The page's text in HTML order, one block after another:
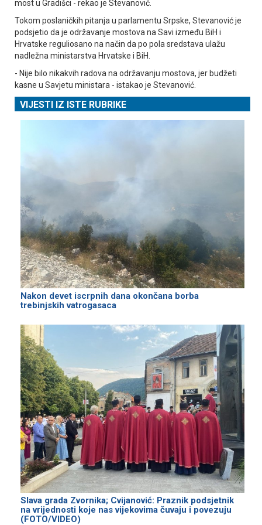
most u Gradišci - rekao je Stevanović.
Tokom poslaničkih pitanja u parlamentu Srpske, Stevanović je
podsjetio da je održavanje mostova na Savi između BiH i
Hrvatske reguliosano na način da po pola sredstava ulažu
nadležna ministarstva Hrvatske i BiH.
- Nije bilo nikakvih radova na održavanju mostova, jer budžeti
kasne u Savjetu ministara - istakao je Stevanović.
VIJESTI IZ ISTE RUBRIKE
Nakon devet iscrpnih dana okončana borba
trebinjskih vatrogasaca
Slava grada Zvornika; Cvijanović: Praznik podsjetnik
na vrijednosti koje nas vijekovima čuvaju i povezuju
(FOTO/VIDEO)